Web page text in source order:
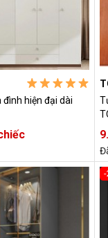
hiện đại dài
-